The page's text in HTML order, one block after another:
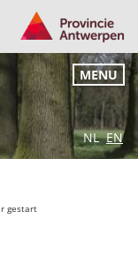
NL EN
MENU
gestart